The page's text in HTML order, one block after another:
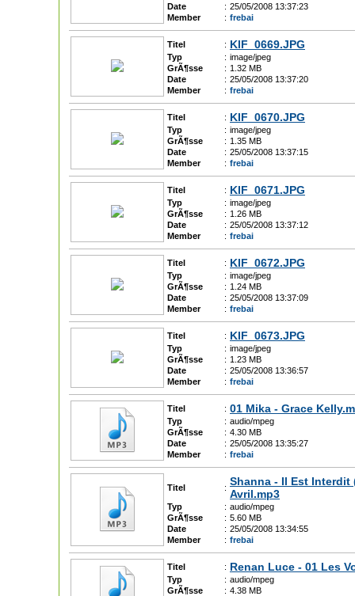
Date
: 25/05/2008 13:37:23
Member
: frebai
Titel : KIF_0669.JPG
Typ : image/jpeg
GrÃ¶sse
: 1.32 MB
Date
: 25/05/2008 13:37:20
Member
: frebai
Titel : KIF_0670.JPG
Typ : image/jpeg
GrÃ¶sse
: 1.35 MB
Date
: 25/05/2008 13:37:15
Member
: frebai
Titel : KIF_0671.JPG
Typ : image/jpeg
GrÃ¶sse
: 1.26 MB
Date
: 25/05/2008 13:37:12
Member
: frebai
Titel : KIF_0672.JPG
Typ : image/jpeg
GrÃ¶sse
: 1.24 MB
Date
: 25/05/2008 13:37:09
Member
: frebai
Titel : KIF_0673.JPG
Typ : image/jpeg
GrÃ¶sse
: 1.23 MB
Date
: 25/05/2008 13:36:57
Member
: frebai
Titel : 01 Mika - Grace
Typ : audio/mpeg
GrÃ¶sse
: 4.30 MB
Date
: 25/05/2008 13:35:27
Member
: frebai
Titel : Shanna - Il Est Interdit
Avril.mp3
Typ : audio/mpeg
GrÃ¶sse
: 5.60 MB
Date
: 25/05/2008 13:34:55
Member
: frebai
Titel : Renan Luce - 01 Les
Typ : audio/mpeg
GrÃ¶sse
: 4.38 MB